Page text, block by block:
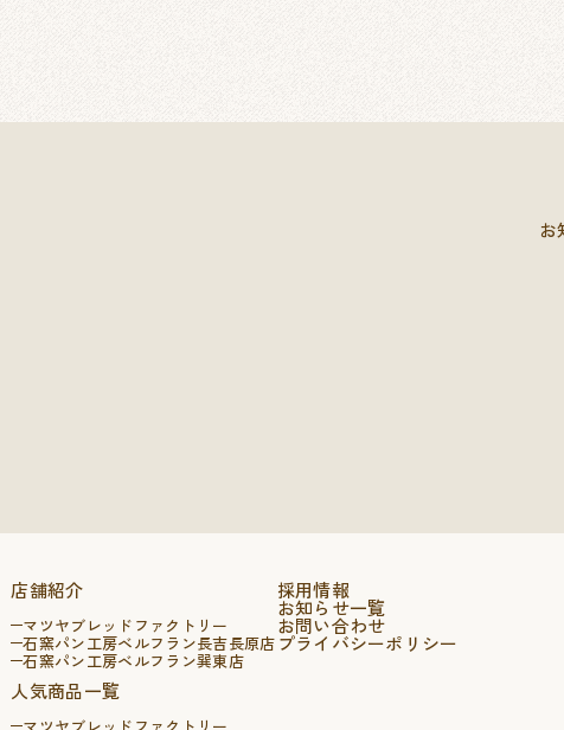
お
店舗紹介
マツヤブレッドファクトリー
石窯パン工房ベルフラン長吉長原店
石窯パン工房ベルフラン巽東店
人気商品一覧
採用情報
お知らせ一覧
お問い合わせ
プライバシーポリシー